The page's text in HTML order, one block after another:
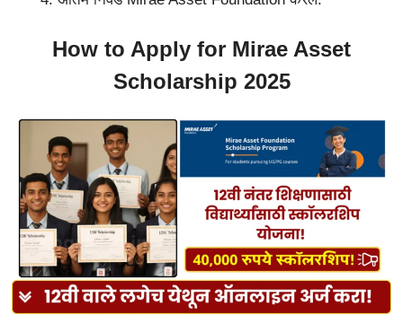
How to Apply for Mirae Asset
Scholarship 2025